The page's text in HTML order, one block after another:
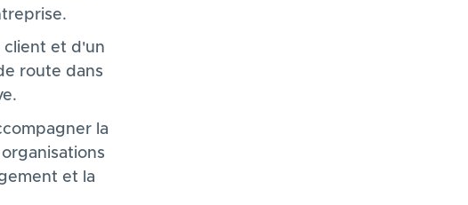
et d'un
route dans
la
et la